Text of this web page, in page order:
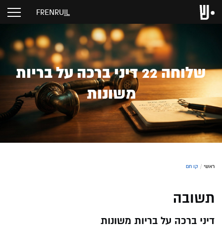
IL
RU
EN
FR
שלוחה 22 דיני ברכה על בריות
משונות
ראשי / קו חם
תשובה
דיני ברכה על בריות משונות